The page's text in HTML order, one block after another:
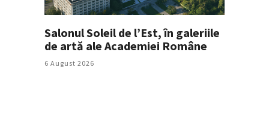
Salonul Soleil de l’Est, în galeriile
de artă ale Academiei Române
6 August 2026